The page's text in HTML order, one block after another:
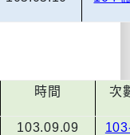
時間 次
103.09.09